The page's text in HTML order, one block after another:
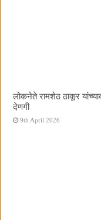
लोकनेते रामशेठ ठाकूर
देणगी
9th April 2026